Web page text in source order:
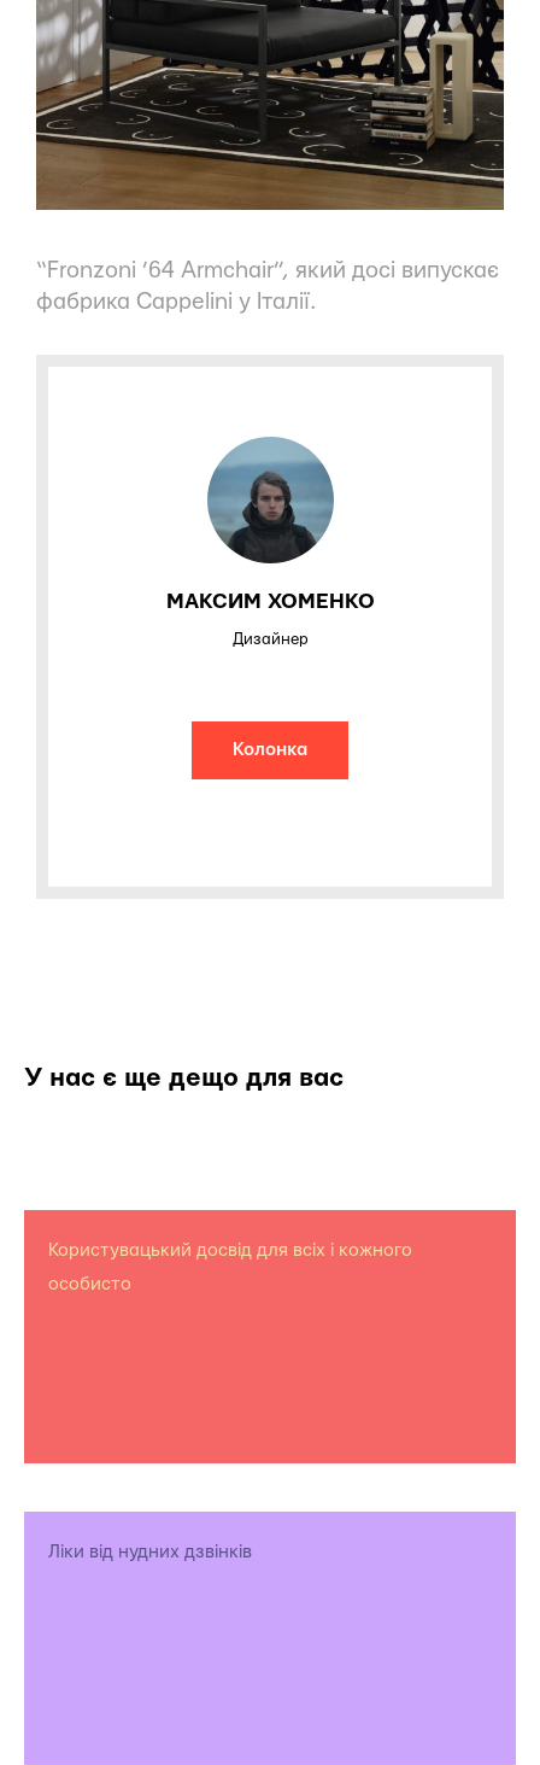
“Fronzoni ’64 Armchair”, який досі випускає
фабрика Cappelini у Італії.
МАКСИМ ХОМЕНКО
Дизайнер
Колонка
У нас є ще дещо для вас
Користувацький досвід для всіх і кожного
особисто
Ліки від нудних дзвінків